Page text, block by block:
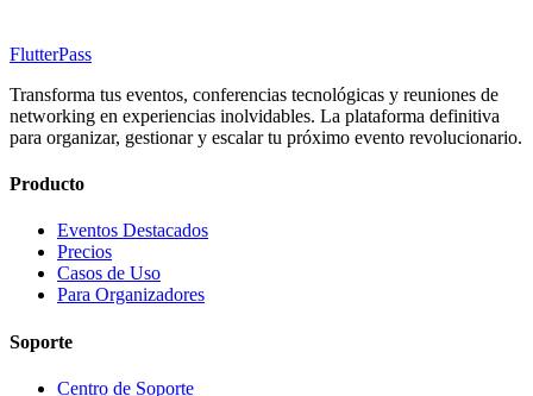
FlutterPass
Transforma tus eventos, conferencias tecnológicas y reuniones de
networking en experiencias inolvidables. La plataforma definitiva
para organizar, gestionar y escalar tu próximo evento revolucionario.
Producto
Eventos Destacados
Precios
Casos de Uso
Para Organizadores
Soporte
Centro de Soporte